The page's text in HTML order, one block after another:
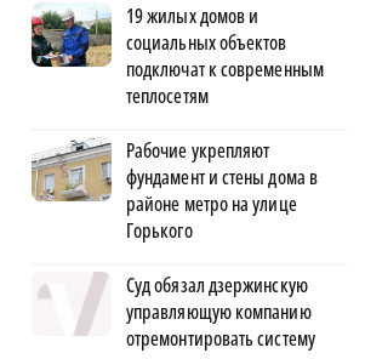
19 жилых домов и
социальных объектов
подключат к современным
теплосетям
Рабочие укрепляют
фундамент и стены дома в
районе метро на улице
Горького
Суд обязал дзержинскую
управляющую компанию
отремонтировать систему